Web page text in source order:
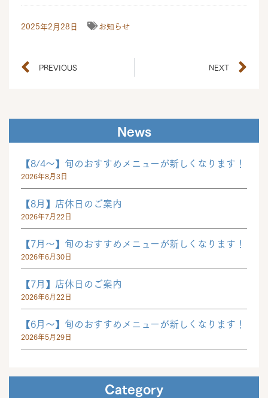
2025年2月28日 お知らせ
PREVIOUS NEXT
News
【8/4～】旬のおすすめメニューが新しくなります！
2026年8月3日
【8月】店休日のご案内
2026年7月22日
【7月～】旬のおすすめメニューが新しくなります！
2026年6月30日
【7月】店休日のご案内
2026年6月22日
【6月～】旬のおすすめメニューが新しくなります！
2026年5月29日
Category